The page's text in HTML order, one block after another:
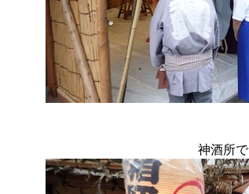
神酒所